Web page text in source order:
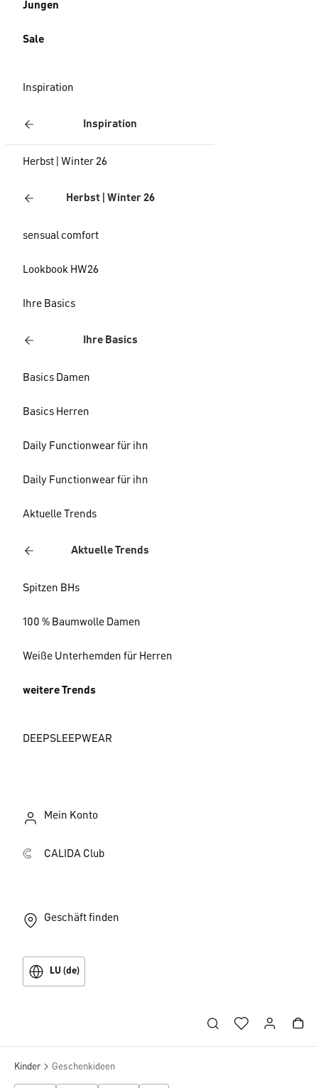
Jungen
Sale
Inspiration
Inspiration
Herbst | Winter 26
Herbst | Winter 26
sensual comfort
Lookbook HW26
Ihre Basics
Ihre Basics
Basics Damen
Basics Herren
Daily Functionwear für ihn
Daily Functionwear für ihn
Aktuelle Trends
Aktuelle Trends
Spitzen BHs
100 % Baumwolle Damen
Weiße Unterhemden für Herren
weitere Trends
DEEPSLEEPWEAR
Mein Konto
CALIDA Club
Geschäft finden
LU (de)
Kinder Geschenkideen